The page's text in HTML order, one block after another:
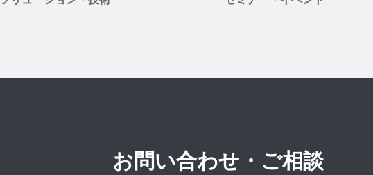
お問い合わせ・ご相談